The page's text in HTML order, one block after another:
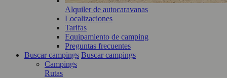
Alquiler de autocaravanas
Localizaciones
Tarifas
Equipamiento de camping
Preguntas frecuentes
Buscar campings Buscar campings
Campings
Rutas